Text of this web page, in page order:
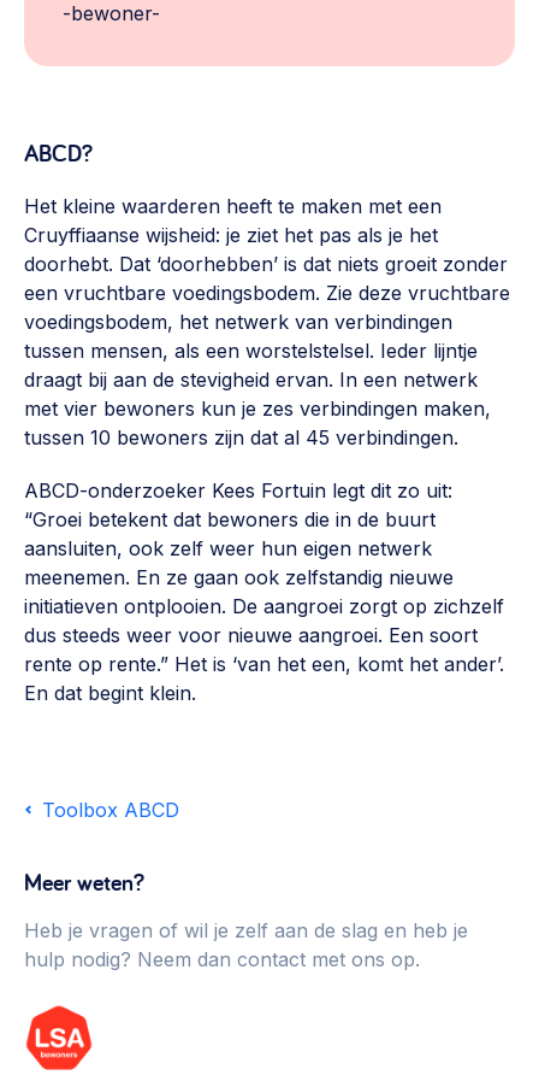
-bewoner-
ABCD?
Het kleine waarderen heeft te maken met een
Cruyffiaanse wijsheid: je ziet het pas als je het
doorhebt. Dat ‘doorhebben’ is dat niets groeit zonder
een vruchtbare voedingsbodem. Zie deze vruchtbare
voedingsbodem, het netwerk van verbindingen
tussen mensen, als een worstelstelsel. Ieder lijntje
draagt bij aan de stevigheid ervan. In een netwerk
met vier bewoners kun je zes verbindingen maken,
tussen 10 bewoners zijn dat al 45 verbindingen.
ABCD-onderzoeker Kees Fortuin legt dit zo uit:
“Groei betekent dat bewoners die in de buurt
aansluiten, ook zelf weer hun eigen netwerk
meenemen. En ze gaan ook zelfstandig nieuwe
initiatieven ontplooien. De aangroei zorgt op zichzelf
dus steeds weer voor nieuwe aangroei. Een soort
rente op rente.” Het is ‘van het een, komt het ander’.
En dat begint klein.
Toolbox ABCD
Meer weten?
Heb je vragen of wil je zelf aan de slag en heb je
hulp nodig? Neem dan contact met ons op.